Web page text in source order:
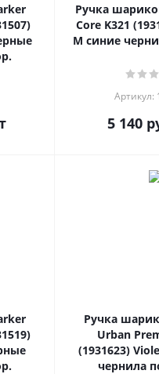
Ручка
Core K321
M синие
Артикул:
5 140
Ручка
Urban
(1931623)
чернила